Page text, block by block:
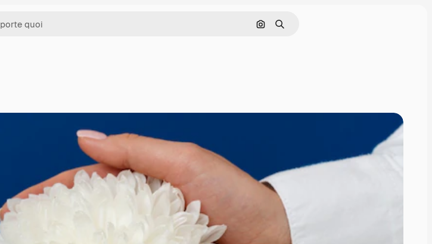
Rechercher par image
Rechercher